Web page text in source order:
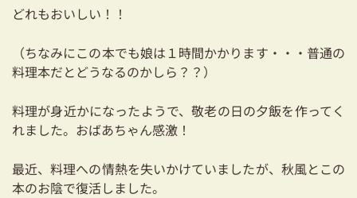
どれもおいしい！！
（ちなみにこの本でも娘は１時間かかります・・・普通の
料理本だとどうなるのかしら？？）
料理が身近かになったようで、敬老の日の夕飯を作ってく
れました。おばあちゃん感激！
最近、料理への情熱を失いかけていましたが、秋風とこの
本のお陰で復活しました。